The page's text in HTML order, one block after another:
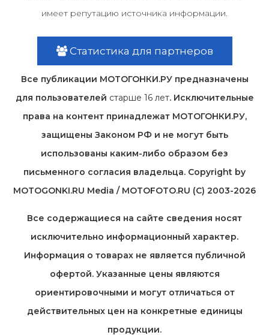
имеет репутацию источника информации.
Статистика для партнеров
Все публикации МОТОГОНКИ.РУ предназначены
для пользователей старше 16 лет. Исключительные
права на контент принадлежат МОТОГОНКИ.РУ,
защищены Законом РФ и не могут быть
использованы каким-либо образом без
письменного согласия владельца. Copyright by
MOTOGONKI.RU Media / MOTOFOTO.RU (C) 2003-2026
Все содержащиеся на cайте сведения носят
исключительно информационный характер.
Информация о товарах не является публичной
офертой. Указанные цены являются
ориентировочными и могут отличаться от
действительных цен на конкретные единицы
продукции.